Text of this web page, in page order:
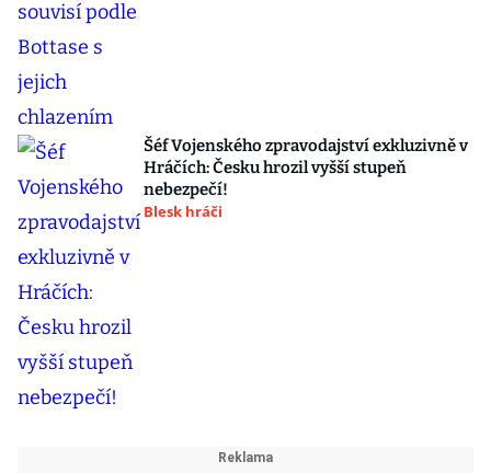
Šéf Vojenského zpravodajství exkluzivně v
Hráčích: Česku hrozil vyšší stupeň
nebezpečí!
Blesk hráči